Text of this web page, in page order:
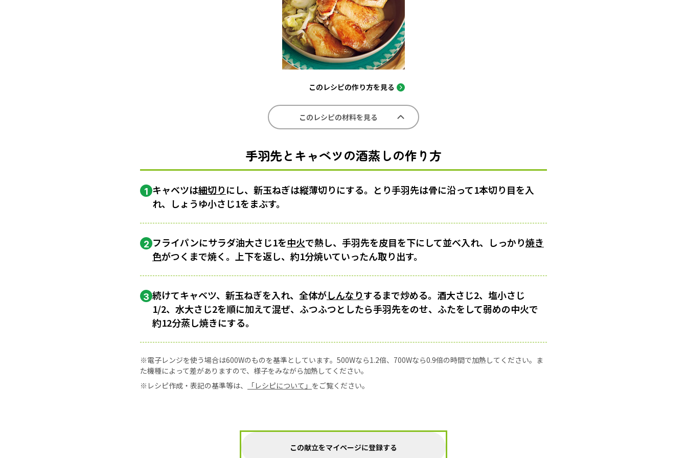
このレシピの作り方を見る
このレシピの材料を見る
手羽先とキャベツの酒蒸しの作り方
1 キャベツは細切りにし、新玉ねぎは縦薄切りにする。とり手羽先は骨に沿って1本切り目を入
れ、しょうゆ小さじ1をまぶす。
2 フライパンにサラダ油大さじ1を中火で熱し、手羽先を皮目を下にして並べ入れ、しっかり焼き
色がつくまで焼く。上下を返し、約1分焼いていったん取り出す。
3 続けてキャベツ、新玉ねぎを入れ、全体がしんなりするまで炒める。酒大さじ2、塩小さじ
1/2、水大さじ2を順に加えて混ぜ、ふつふつとしたら手羽先をのせ、ふたをして弱めの中火で
約12分蒸し焼きにする。
※電子レンジを使う場合は600Wのものを基準としています。500Wなら1.2倍、700Wなら0.9倍の時間で加熱してください。ま
た機種によって差がありますので、様子をみながら加熱してください。
※レシピ作成・表記の基準等は、
「レシピについて」 をご覧ください。
この献立をマイページに登録する